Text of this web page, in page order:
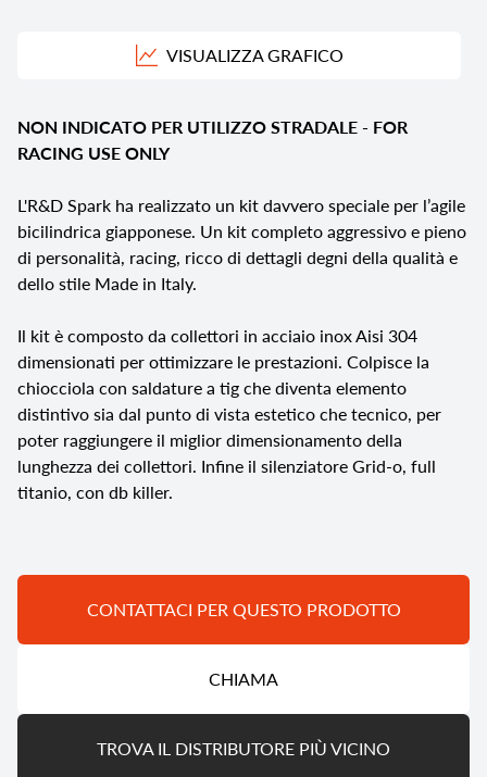
VISUALIZZA GRAFICO
NON INDICATO PER UTILIZZO STRADALE - FOR
RACING USE ONLY
L'R&D Spark ha realizzato un kit davvero speciale per l’agile
bicilindrica giapponese. Un kit completo aggressivo e pieno
di personalità, racing, ricco di dettagli degni della qualità e
dello stile Made in Italy.
Il kit è composto da collettori in acciaio inox Aisi 304
dimensionati per ottimizzare le prestazioni. Colpisce la
chiocciola con saldature a tig che diventa elemento
distintivo sia dal punto di vista estetico che tecnico, per
poter raggiungere il miglior dimensionamento della
lunghezza dei collettori. Infine il silenziatore Grid-o, full
titanio, con db killer.
CONTATTACI PER QUESTO PRODOTTO
CHIAMA
TROVA IL DISTRIBUTORE PIÙ VICINO